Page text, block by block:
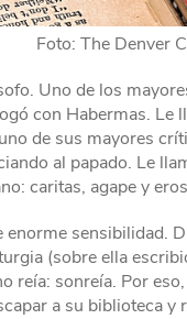
Foto: The Denver
Uno de los
con Habermas. Le
de sus mayores
al papado. Le
caritas, agape y
enorme sensibilidad.
(sobre ella
reía: sonreía. Por
a su biblioteca y